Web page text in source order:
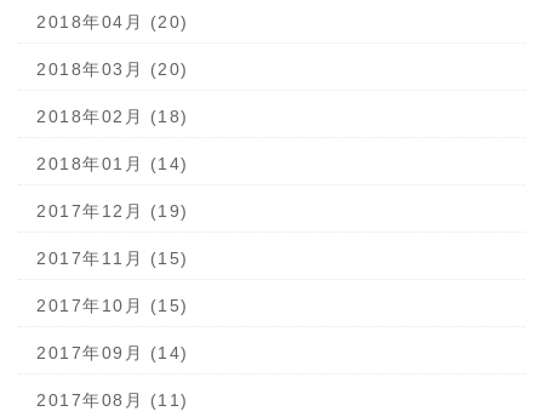
2018年04月 (20)
2018年03月 (20)
2018年02月 (18)
2018年01月 (14)
2017年12月 (19)
2017年11月 (15)
2017年10月 (15)
2017年09月 (14)
2017年08月 (11)